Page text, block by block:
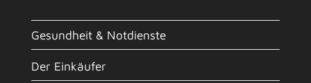
Gesundheit & Notdienste
Der Einkäufer